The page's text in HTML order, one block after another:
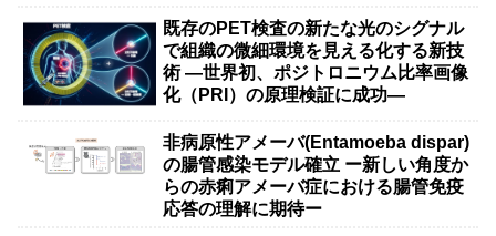
既存のPET検査の新たな光のシグナル
で組織の微細環境を見える化する新技
術 ―世界初、ポジトロニウム比率画像
化（PRI）の原理検証に成功―
非病原性アメーバ(Entamoeba dispar)
の腸管感染モデル確立 ー新しい角度か
らの赤痢アメーバ症における腸管免疫
応答の理解に期待ー